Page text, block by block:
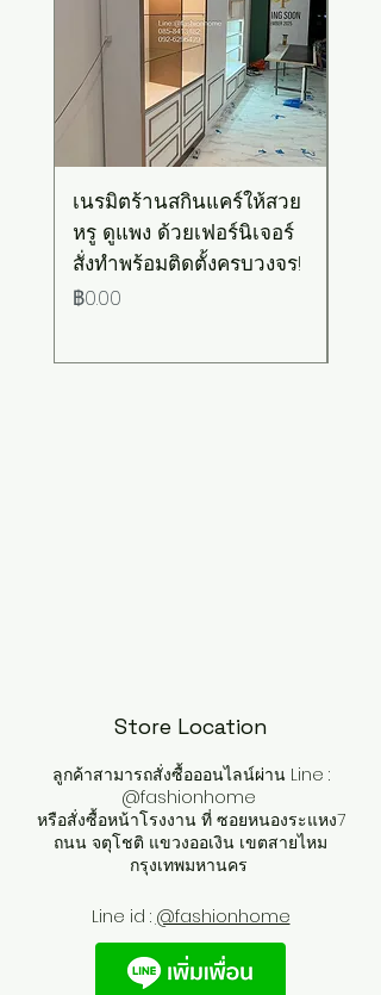
เนรมิตร้านสกินแคร์ให้สวย
หรู ดูแพง ด้วยเฟอร์นิเจอร์
สั่งทำพร้อมติดตั้งครบวงจร!
ราคา
฿0.00
Store Location
ลูกค้าสามารถสั่งซื้อออนไลน์ผ่าน Line :
@fashionhome
หรือสั่งซื้อหน้าโรงงาน ที่ ซอยหนองระแหง7
ถนน จตุโชติ แขวงออเงิน เขตสายไหม
กรุงเทพมหานคร
Line id : @fashionhome